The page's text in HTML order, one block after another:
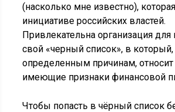
(насколько мне известно),
инициативе российских властей.
Привлекательна организация для
свой «черный список», в
определенным причинам,
имеющие признаки финансовой
Чтобы попасть в чёрный список